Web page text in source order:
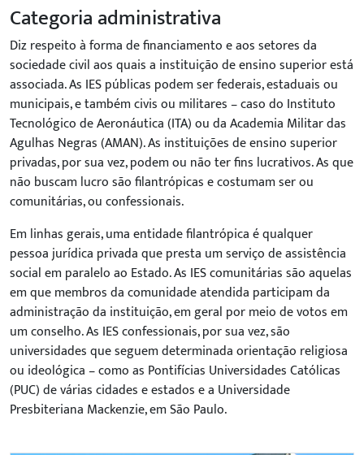
Categoria administrativa
Diz respeito à forma de financiamento e aos setores da
sociedade civil aos quais a instituição de ensino superior está
associada. As IES públicas podem ser federais, estaduais ou
municipais, e também civis ou militares–caso do Instituto
Tecnológico de Aeronáutica (ITA) ou da Academia Militar das
Agulhas Negras (AMAN). As instituições de ensino superior
privadas, por sua vez, podem ou não ter fins lucrativos. As que
não buscam lucro são filantrópicas e costumam ser ou
comunitárias, ou confessionais.
Em linhas gerais, uma entidade filantrópica é qualquer
pessoa jurídica privada que presta um serviço de assistência
social em paralelo ao Estado. As IES comunitárias são aquelas
em que membros da comunidade atendida participam da
administração da instituição, em geral por meio de votos em
um conselho. As IES confessionais, por sua vez, são
universidades que seguem determinada orientação religiosa
ou ideológica–como as Pontifícias Universidades Católicas
(PUC) de várias cidades e estados e a Universidade
Presbiteriana Mackenzie, em São Paulo.